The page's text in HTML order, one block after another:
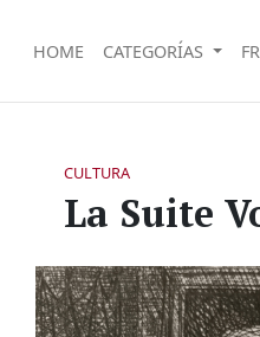
HOME CATEGORÍAS
CULTURA
La Suite